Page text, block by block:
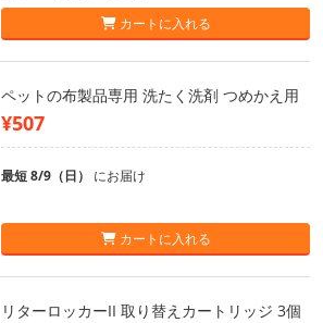
カートに入れる
ペットの布製品専用 洗たく洗剤 つめかえ用
¥507
最短 8/9（日） にお届け
カートに入れる
リターロッカーII 取り替えカートリッジ 3個